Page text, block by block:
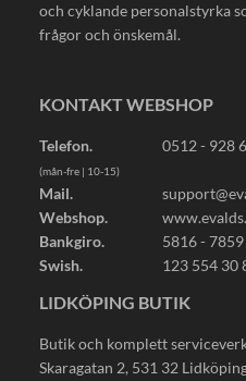
och cyklande personalstyrka
frågor och önskemål.
KONTAKT WEBSHOP
Telefon. 0512 - 928
(mån-fre | 10-15)
Mail.
Webshop.
Bankgiro.
5816 - 7859
Swish.
123 554 30
LIDKÖPING BUTIK
Butik och komplett
Skaragatan 2, 531 32